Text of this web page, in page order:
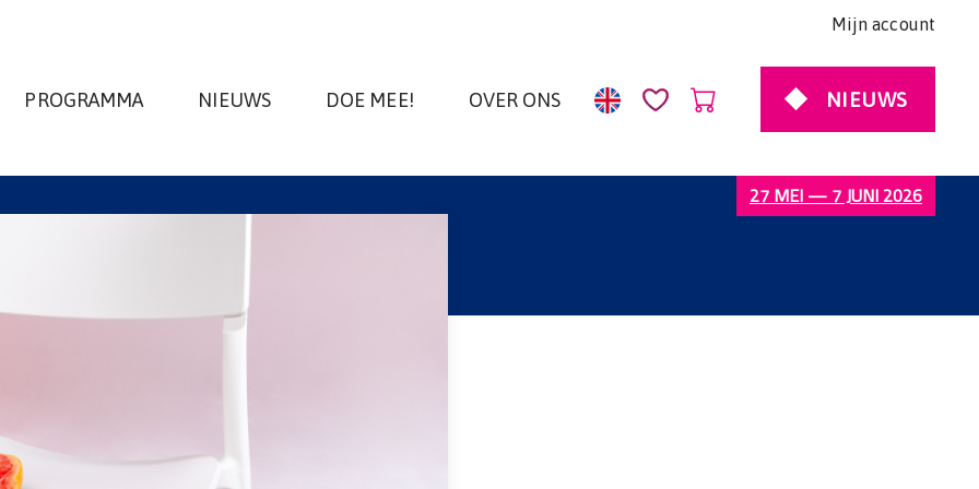
Mijn account
PROGRAMMA NIEUWS DOE MEE! OVER ONS NIEUWS
27 MEI — 7 JUNI 2026